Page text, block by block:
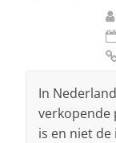
In
verkopende
is en niet